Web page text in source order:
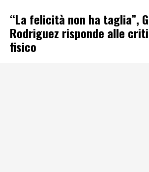
“La felicità non ha taglia”,
Rodriguez risponde alle
fisico